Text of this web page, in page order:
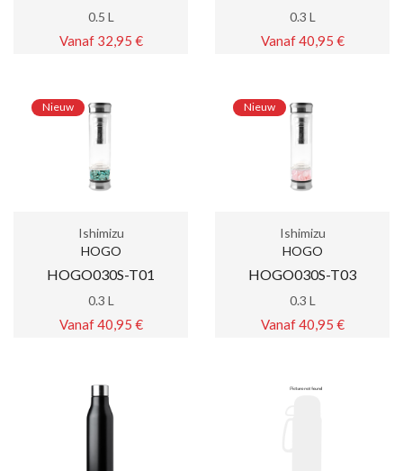
0.5 L
Vanaf 32,95 €
0.3 L
Vanaf 40,95 €
Nieuw
Ishimizu
HOGO
HOGO030S-T01
0.3 L
Vanaf 40,95 €
Nieuw
Ishimizu
HOGO
HOGO030S-T03
0.3 L
Vanaf 40,95 €